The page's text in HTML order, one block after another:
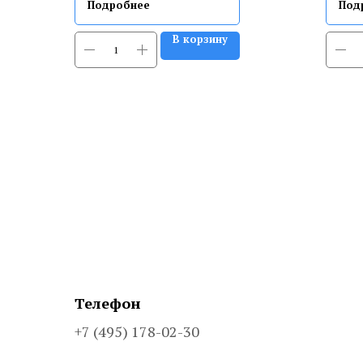
Подробнее
В корзину
Телефон
+7 (495) 178-02-30